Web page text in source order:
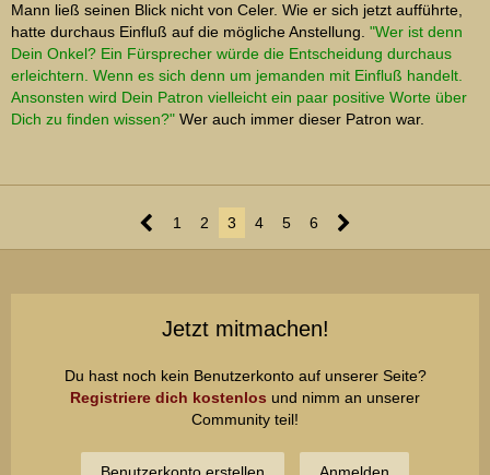
Mann ließ seinen Blick nicht von Celer. Wie er sich jetzt aufführte,
hatte durchaus Einfluß auf die mögliche Anstellung. "Wer ist denn
Dein Onkel? Ein Fürsprecher würde die Entscheidung durchaus
erleichtern. Wenn es sich denn um jemanden mit Einfluß handelt.
Ansonsten wird Dein Patron vielleicht ein paar positive Worte über
Dich zu finden wissen?" Wer auch immer dieser Patron war.
1 2 3 4 5 6
Jetzt mitmachen!
Du hast noch kein Benutzerkonto auf unserer Seite?
Registriere dich kostenlos und nimm an unserer
Community teil!